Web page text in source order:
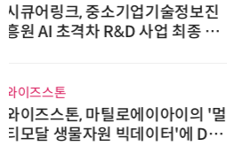
태양유전, 파트너십 구축 선언 갱
신…지속가능한 공급망 협력 강화
AIPD
“특허분석도 AI와 함께”…IP산업
'AX' 시대 본격화, 지식재산처 1호